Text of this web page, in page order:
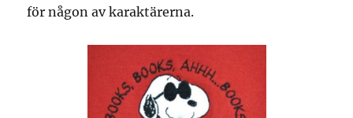
för någon av karaktärerna.